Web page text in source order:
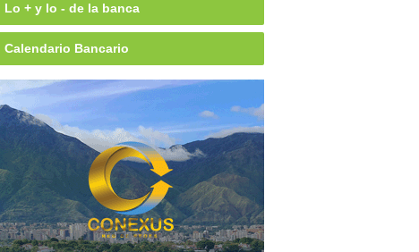
Lo + y lo - de la banca
Calendario Bancario